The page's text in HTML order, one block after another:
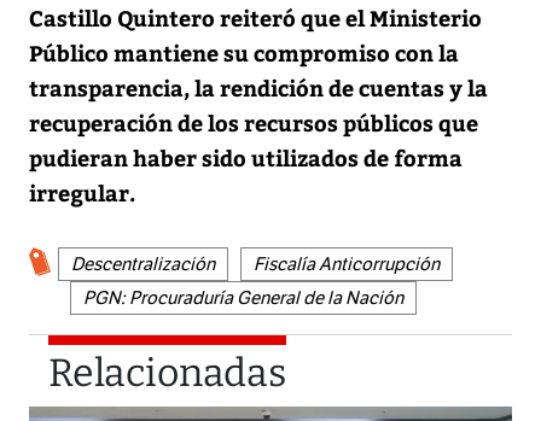
Castillo Quintero reiteró que el Ministerio
Público mantiene su compromiso con la
transparencia, la rendición de cuentas y la
recuperación de los recursos públicos que
pudieran haber sido utilizados de forma
irregular.
Descentralización
Fiscalía Anticorrupción
PGN: Procuraduría General de la Nación
Relacionadas